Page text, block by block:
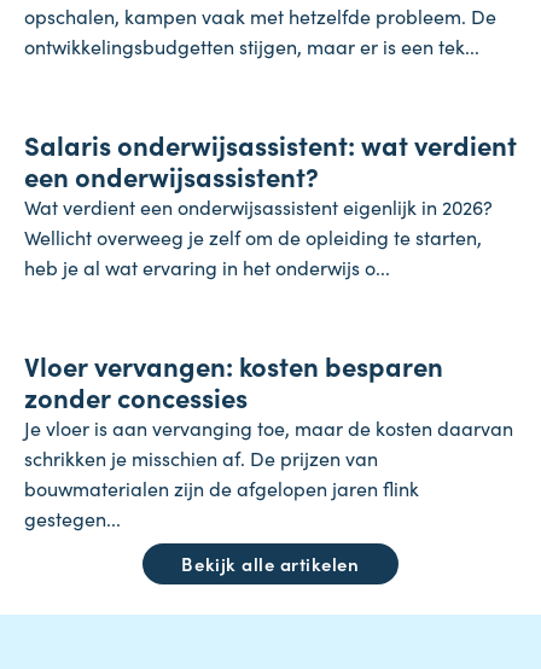
opschalen, kampen vaak met hetzelfde probleem. De
ontwikkelingsbudgetten stijgen, maar er is een tek...
24 juli 2026
Salaris onderwijsassistent: wat verdient
een onderwijsassistent?
Wat verdient een onderwijsassistent eigenlijk in 2026?
Wellicht overweeg je zelf om de opleiding te starten,
heb je al wat ervaring in het onderwijs o...
23 juli 2026
Vloer vervangen: kosten besparen
zonder concessies
Je vloer is aan vervanging toe, maar de kosten daarvan
schrikken je misschien af. De prijzen van
bouwmaterialen zijn de afgelopen jaren flink
gestegen...
Bekijk alle artikelen